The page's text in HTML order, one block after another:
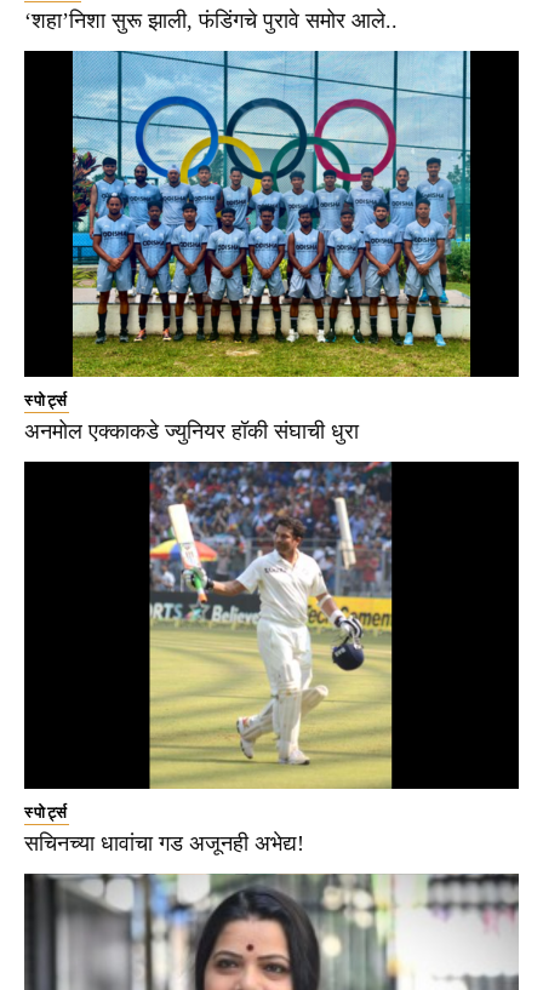
‘शहा’निशा सुरू झाली, फंडिंगचे पुरावे समोर आले..
स्पोर्ट्स
अनमोल एक्काकडे ज्युनियर हॉकी संघाची धुरा
स्पोर्ट्स
सचिनच्या धावांचा गड अजूनही अभेद्य!